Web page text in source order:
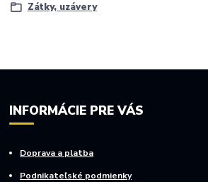
Zátky, uzávery
INFORMÁCIE PRE VÁS
Doprava a platba
Podnikateľské podmienky